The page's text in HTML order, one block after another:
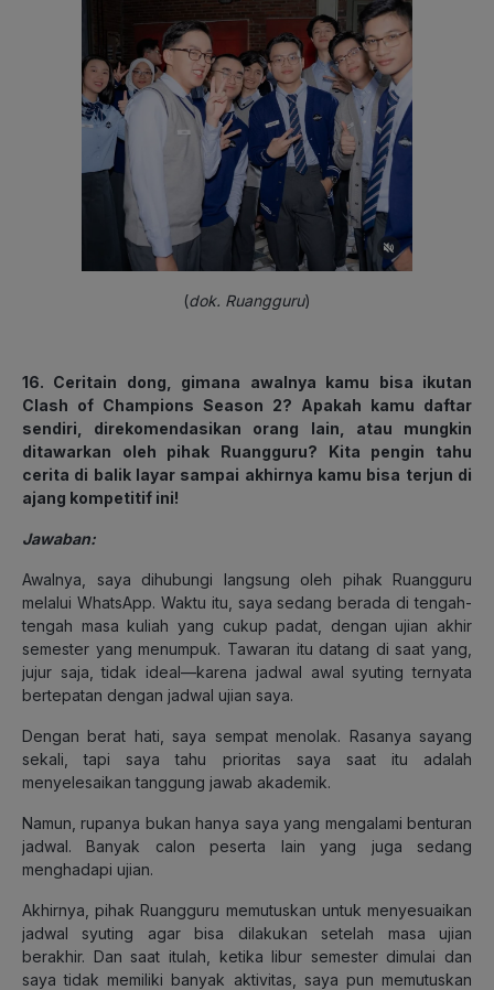
(dok. Ruangguru)
16. Ceritain dong, gimana awalnya kamu bisa ikutan
Clash of Champions Season 2? Apakah kamu daftar
sendiri, direkomendasikan orang lain, atau mungkin
ditawarkan oleh pihak Ruangguru? Kita pengin tahu
cerita di balik layar sampai akhirnya kamu bisa terjun di
ajang kompetitif ini!
Jawaban:
Awalnya, saya dihubungi langsung oleh pihak Ruangguru
melalui WhatsApp. Waktu itu,
saya sedang berada di tengah-
tengah masa kuliah yang cukup padat, dengan ujian akhir
semester yang menumpuk. Tawaran itu datang di saat yang,
jujur saja, tidak ideal—karena jadwal awal syuting ternyata
bertepatan dengan jadwal ujian saya.
Dengan berat hati, saya sempat menolak. Rasanya sayang
sekali, tapi saya tahu prioritas saya saat itu adalah
menyelesaikan tanggung jawab akademik.
Namun, rupanya bukan hanya saya yang mengalami benturan
jadwal. Banyak calon peserta lain yang juga sedang
menghadapi ujian.
Akhirnya, pihak Ruangguru memutuskan untuk menyesuaikan
jadwal syuting agar bisa dilakukan setelah masa ujian
berakhir. Dan saat itulah, ketika libur semester dimulai dan
saya tidak memiliki banyak aktivitas, saya pun memutuskan